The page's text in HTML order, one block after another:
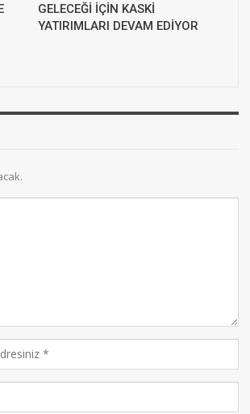
GELECEĞİ İÇİN KASKİ
YATIRIMLARI DEVAM EDİYOR